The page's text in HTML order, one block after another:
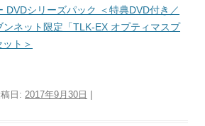
DVDシリーズパック ＜特典DVD付き／
ネット限定「TLK-EX オプティマスプ
ト＞
稿日: 2017年9月30日